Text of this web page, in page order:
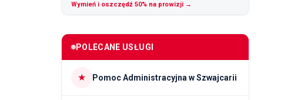
Wymień i oszczędź 50% na prowizji →
POLECANE USŁUGI
★ Pomoc Administracyjna w Szwajcarii